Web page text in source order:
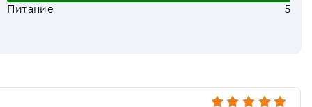
Питание 5